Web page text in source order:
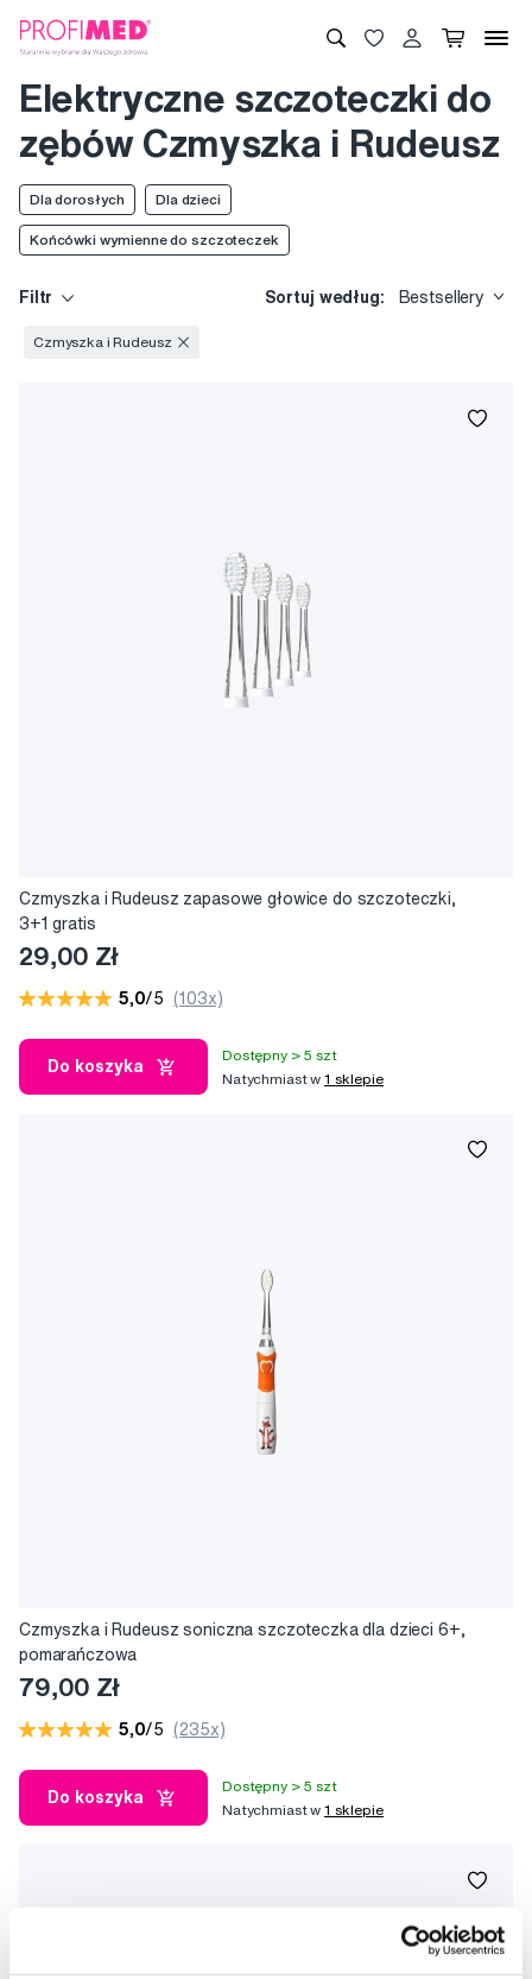
Elektryczne szczoteczki do
zębów Czmyszka i Rudeusz
Dla dorosłych Dla dzieci
Końcówki wymienne do szczoteczek
Filtr Sortuj według: Bestsellery
Czmyszka i Rudeusz
Czmyszka i Rudeusz zapasowe głowice do szczoteczki,
3+1 gratis
29,00 Zł
5,0/5 (103x)
Do koszyka
Dostępny > 5 szt
Natychmiast w1 sklepie
Czmyszka i Rudeusz soniczna szczoteczka dla dzieci 6+,
pomarańczowa
79,00 Zł
5,0/5 (235x)
Do koszyka
Dostępny > 5 szt
Natychmiast w1 sklepie